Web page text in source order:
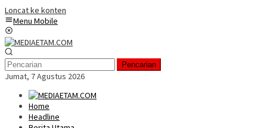
Loncat ke konten
Menu Mobile
Pencarian
Jumat, 7 Agustus 2026
Home
Headline